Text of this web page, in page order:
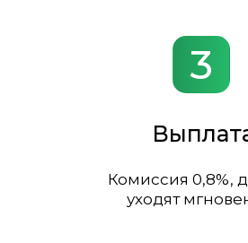
Комиссия 0,8%,
уходят
3